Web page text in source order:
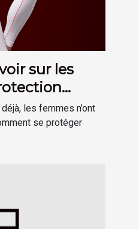
sur les
?
les femmes n’ont
se protéger